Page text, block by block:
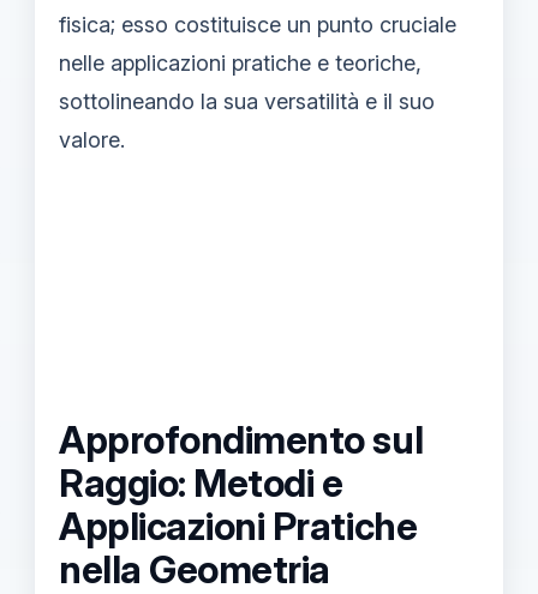
fisica; esso costituisce un punto cruciale
nelle applicazioni pratiche e teoriche,
sottolineando la sua versatilità e il suo
valore.
Approfondimento sul
Raggio: Metodi e
Applicazioni Pratiche
nella Geometria